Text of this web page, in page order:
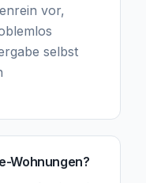
vor,
selbst
Wohnungen?